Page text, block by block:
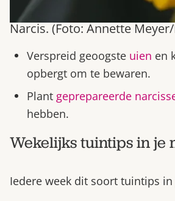
Narcis. (Foto: Annette
Verspreid geoogste uien en
opbergt om te bewaren.
Plant geprepareerde
hebben.
Wekelijks tuintips in je
Iedere week dit soort tuintips